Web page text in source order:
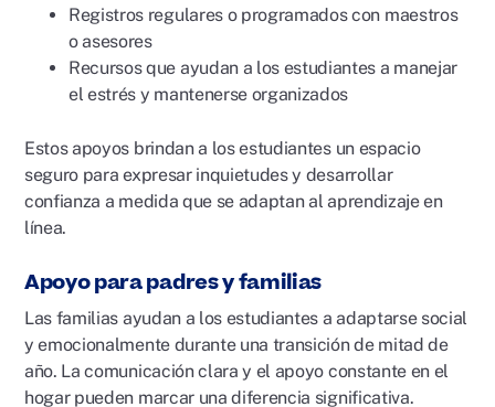
Registros regulares o programados con maestros
o asesores
Recursos que ayudan a los estudiantes a manejar
el estrés y mantenerse organizados
Estos apoyos brindan a los estudiantes un espacio
seguro para expresar inquietudes y desarrollar
confianza a medida que se adaptan al aprendizaje en
línea.
Apoyo para padres y familias
Las familias ayudan a los estudiantes a adaptarse social
y emocionalmente durante una transición de mitad de
año. La comunicación clara y el apoyo constante en el
hogar pueden marcar una diferencia significativa.